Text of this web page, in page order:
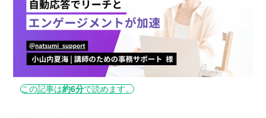
この記事は約6分で読めます。